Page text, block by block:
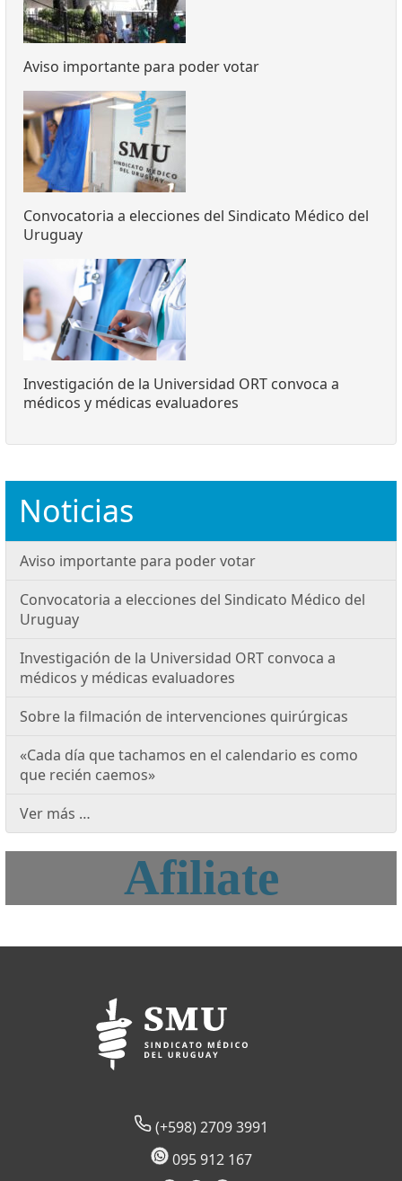
Aviso importante para poder votar
Convocatoria a elecciones del Sindicato Médico del
Uruguay
Investigación de la Universidad ORT convoca a
médicos y médicas evaluadores
Noticias
Aviso importante para poder votar
Convocatoria a elecciones del Sindicato Médico del
Uruguay
Investigación de la Universidad ORT convoca a
médicos y médicas evaluadores
Sobre la filmación de intervenciones quirúrgicas
«Cada día que tachamos en el calendario es como
que recién caemos»
Ver más …
Afiliate
(+598) 2709 3991
095 912 167